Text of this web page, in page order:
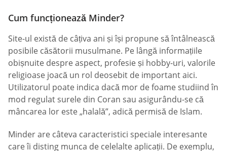
Cum funcționează Minder?
Site-ul există de câțiva ani și își propune să întâlnească
posibile căsătorii musulmane. Pe lângă informațiile
obișnuite despre aspect, profesie și hobby-uri, valorile
religioase joacă un rol deosebit de important aici.
Utilizatorul poate indica dacă mor de foame studiind în
mod regulat surele din Coran sau asigurându-se că
mâncarea lor este „halală”, adică permisă de Islam.
Minder are câteva caracteristici speciale interesante
care îi disting munca de celelalte aplicații. De exemplu,